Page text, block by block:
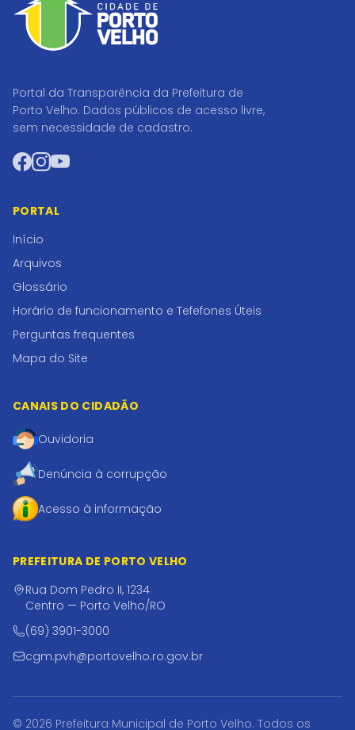
Portal da Transparência da Prefeitura de
Porto Velho. Dados públicos de acesso livre,
sem necessidade de cadastro.
Facebook
Instagram
YouTube
PORTAL
Início
Arquivos
Glossário
Horário de funcionamento e Tefefones Úteis
Perguntas frequentes
Mapa do Site
CANAIS DO CIDADÃO
Ouvidoria
Denúncia à corrupção
Acesso à informação
PREFEITURA DE PORTO VELHO
Rua Dom Pedro II, 1234
Centro — Porto Velho/RO
(69) 3901-3000
cgm.pvh@portovelho.ro.gov.br
© 2026 Prefeitura Municipal de Porto Velho. Todos os